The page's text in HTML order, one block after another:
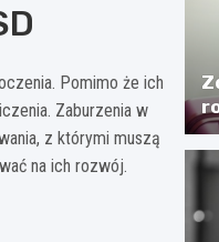
Pomimo że ich
Zaburzenia w
z którymi muszą
na ich rozwój.